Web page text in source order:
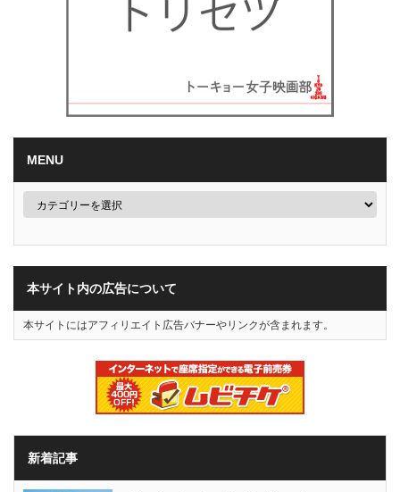
MENU
本サイト内の広告について
本サイトにはアフィリエイト広告バナーやリンクが含まれます。
新着記事